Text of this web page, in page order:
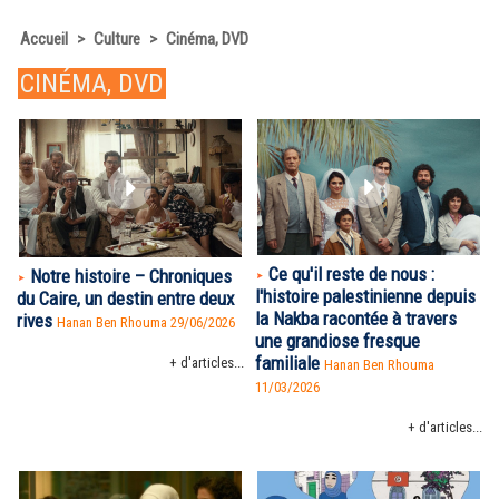
Accueil > Culture > Cinéma, DVD
CINÉMA, DVD
Notre histoire – Chroniques
du Caire, un destin entre deux
rives Hanan Ben Rhouma 29/06/2026
+ d'articles...
Ce qu'il reste de nous :
l'histoire palestinienne depuis
la Nakba racontée à travers
une grandiose fresque
familiale Hanan Ben Rhouma
11/03/2026
+ d'articles...